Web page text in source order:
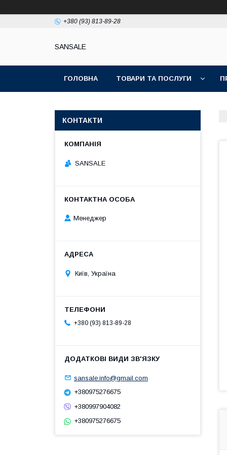
+380 (93) 813-89-28
SANSALE
ГОЛОВНА ТОВАРИ ТА ПОСЛУГИ
КОНТАКТИ
SANSALE
Менеджер
Київ, Україна
+380 (93) 813-89-28
sansale.info@gmail.com
+380975276675
+380997904082
+380975276675